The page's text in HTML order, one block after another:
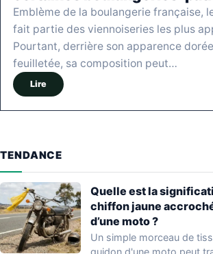
Emblème de la boulangerie française,
fait partie des viennoiseries les plus
Pourtant, derrière son apparence
feuilletée, sa composition peut…
Lire
TENDANCE
Quelle est la
chiffon jaune
d’une moto ?
Un simple morceau de
guidon d'une moto peut